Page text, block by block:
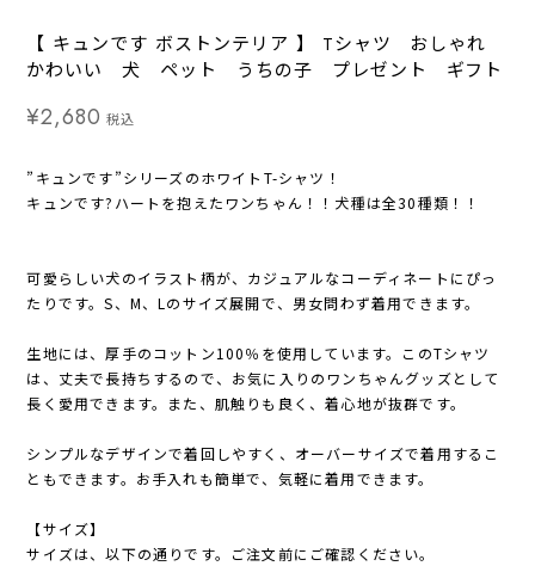
【 キュンです ボストンテリア 】 Tシャツ おしゃれ
かわいい 犬 ペット うちの子 プレゼント ギフト
¥2,680 税込
”キュンです”シリーズのホワイトT-シャツ！
キュンです?ハートを抱えたワンちゃん！！犬種は全30種類！！
可愛らしい犬のイラスト柄が、カジュアルなコーディネートにぴっ
たりです。S、M、Lのサイズ展開で、男女問わず着用できます。
生地には、厚手のコットン100％を使用しています。このTシャツ
は、丈夫で長持ちするので、お気に入りのワンちゃんグッズとして
長く愛用できます。また、肌触りも良く、着心地が抜群です。
シンプルなデザインで着回しやすく、オーバーサイズで着用するこ
ともできます。お手入れも簡単で、気軽に着用できます。
【サイズ】
サイズは、以下の通りです。ご注文前にご確認ください。